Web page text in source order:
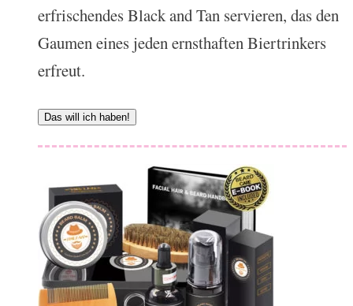
erfrischendes Black and Tan servieren, das den
Gaumen eines jeden ernsthaften Biertrinkers
erfreut.
Das will ich haben!